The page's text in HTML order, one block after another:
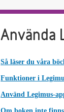
Använda
Så läser du våra
Funktioner i
Använd Legimus-